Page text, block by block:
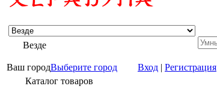
Везде
Ваш городВыберите город Вход | Регистрация
Каталог товаров